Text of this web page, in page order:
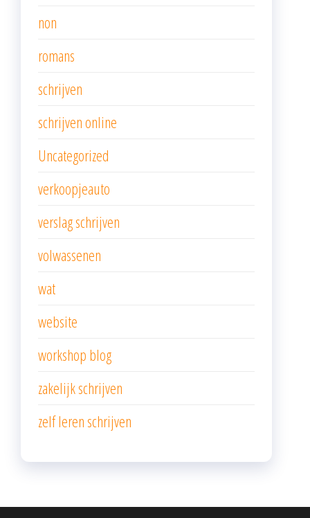
non
romans
schrijven
schrijven online
Uncategorized
verkoopjeauto
verslag schrijven
volwassenen
wat
website
workshop blog
zakelijk schrijven
zelf leren schrijven